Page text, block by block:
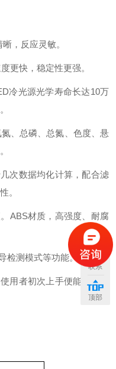
，反应灵敏。
更快，稳定性更强。
冷光源光学寿命长达10万
、 总磷 、总氮、色度、悬
次数据均化计算，配合滤
。
ABS材质，高强度、耐腐
检测模式等功能。
用者初次上手便能快速完
联系
顶部